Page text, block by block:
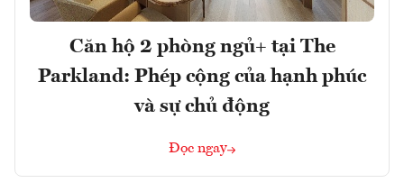
Căn hộ 2 phòng ngủ+ tại The
Parkland: Phép cộng của hạnh phúc
và sự chủ động
Đọc ngay